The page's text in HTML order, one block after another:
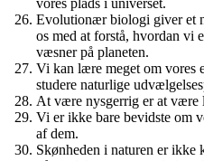
Evolutionær biologi giver et
os med at forstå, hvordan vi
væsner på planeten.
Vi kan lære meget om vores
studere naturlige
At være nysgerrig er at være
Vi er ikke bare bevidste om
af dem.
Skønheden i naturen er ikke